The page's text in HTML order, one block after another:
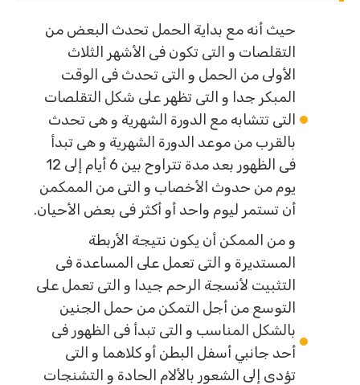
حيث أنه مع بداية الحمل تحدث البعض من
التقلصات و التى تكون فى الأشهر الثلاث
الأولى من الحمل و التى تحدث فى الوقت
المبكر جدا و التى تظهر على شكل التقلصات
التى تتشابه مع الدورة الشهرية و هى تحدث
بالقرب من موعد الدورة الشهرية و هى تبدأ
فى الظهور بعد مدة تتراوح بين 6 أيام إلى 12
يوم من حدوث الأخصاب و التى من الممكمن
أن تستمر ليوم واحد أو أكثر فى بعض الأحيان.
و من الممكن أن يكون نتيجة الأربطة
المستديرة و التى تعمل على المساعدة فى
التثبيت لأنسجة الرحم جيدا و التى تعمل على
التوسع من أجل التمكن من حمل الجنين
بالشكل المناسب و التى تبدأ فى الظهور فى
أحد جانبي أسفل البطن أو كلاهما و التى
تؤدى إلى الشعور بالألام الحادة و التشنجات